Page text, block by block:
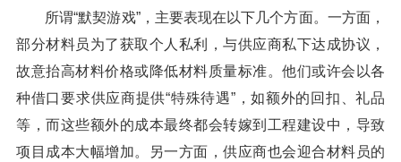
所谓“默契游戏”，主要表现在以下几个方面。一方面，
部分材料员为了获取个人私利，与供应商私下达成协议，
故意抬高材料价格或降低材料质量标准。他们或许会以各
种借口要求供应商提供“特殊待遇”，如额外的回扣、礼品
等，而这些额外的成本最终都会转嫁到工程建设中，导致
项目成本大幅增加。另一方面，供应商也会迎合材料员的